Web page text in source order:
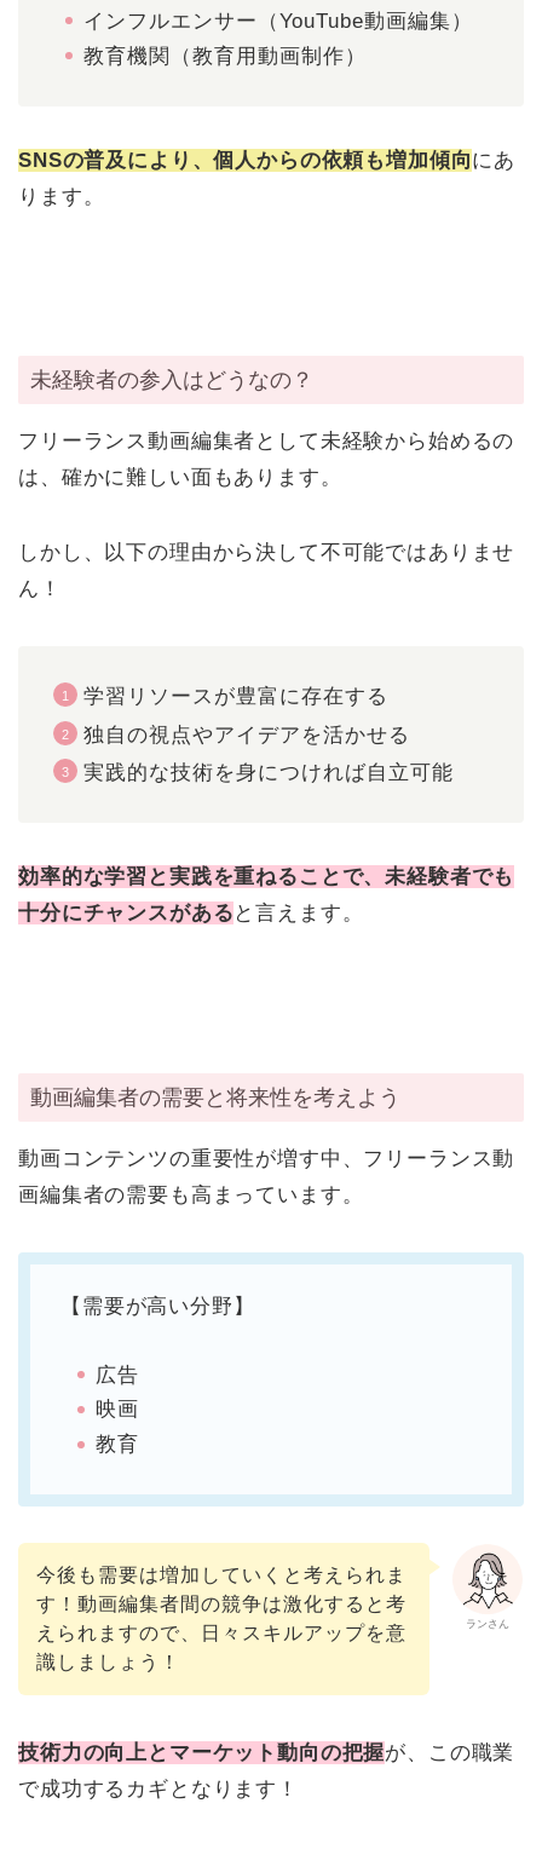
インフルエンサー（YouTube動画編集）
教育機関（教育用動画制作）
SNSの普及により、個人からの依頼も増加傾向にあ
ります。
未経験者の参入はどうなの？
フリーランス動画編集者として未経験から始めるの
は、確かに難しい面もあります。
しかし、以下の理由から決して不可能ではありませ
ん！
学習リソースが豊富に存在する
独自の視点やアイデアを活かせる
実践的な技術を身につければ自立可能
効率的な学習と実践を重ねることで、未経験者でも
十分にチャンスがある と言えます。
動画編集者の需要と将来性を考えよう
動画コンテンツの重要性が増す中、フリーランス動
画編集者の需要も高まっています。
【需要が高い分野】
広告
映画
教育
ランさん
今後も需要は増加していくと考えられま
す！動画編集者間の競争は激化すると考
えられますので、日々スキルアップを意
識しましょう！
技術力の向上とマーケット動向の把握が、この職業
で成功するカギとなります！